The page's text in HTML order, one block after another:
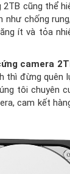
cũng thể
như chống
ít và tỏa
camera
thì đừng quên
tôi chuyên
cam kết